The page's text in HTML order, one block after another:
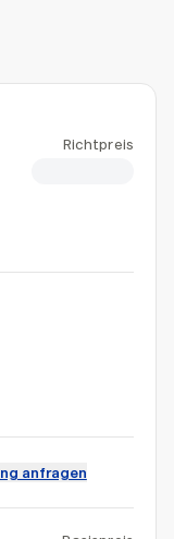
Richtpreis
anfragen